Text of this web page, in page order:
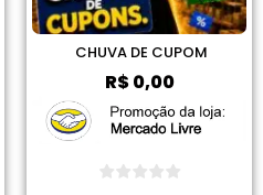
CHUVA DE CUPOM
R$0,00